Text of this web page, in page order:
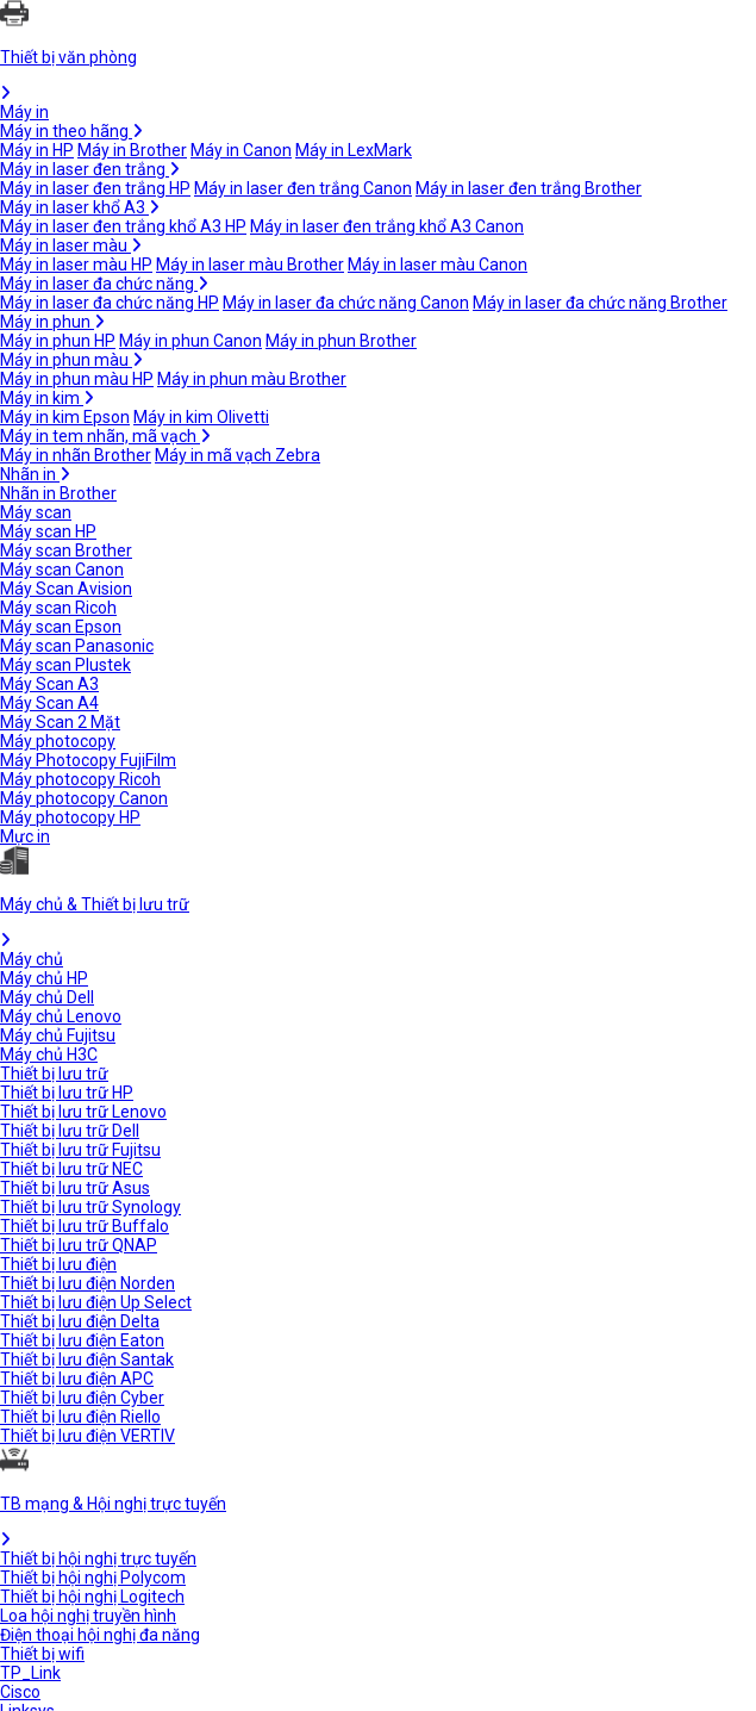
Thiết bị văn phòng
Máy in
Máy in theo hãng
Máy in HP Máy in Brother Máy in Canon Máy in LexMark
Máy in laser đen trắng
Máy in laser đen trắng HP Máy in laser đen trắng Canon Máy in laser đen trắng Brother
Máy in laser khổ A3
Máy in laser đen trắng khổ A3 HP Máy in laser đen trắng khổ A3 Canon
Máy in laser màu
Máy in laser màu HP Máy in laser màu Brother Máy in laser màu Canon
Máy in laser đa chức năng
Máy in laser đa chức năng HP Máy in laser đa chức năng Canon Máy in laser đa chức năng Brother
Máy in phun
Máy in phun HP Máy in phun Canon Máy in phun Brother
Máy in phun màu
Máy in phun màu HP Máy in phun màu Brother
Máy in kim
Máy in kim Epson Máy in kim Olivetti
Máy in tem nhãn, mã vạch
Máy in nhãn Brother Máy in mã vạch Zebra
Nhãn in
Nhãn in Brother
Máy scan
Máy scan HP
Máy scan Brother
Máy scan Canon
Máy Scan Avision
Máy scan Ricoh
Máy scan Epson
Máy scan Panasonic
Máy scan Plustek
Máy Scan A3
Máy Scan A4
Máy Scan 2 Mặt
Máy photocopy
Máy Photocopy FujiFilm
Máy photocopy Ricoh
Máy photocopy Canon
Máy photocopy HP
Mực in
Máy chủ & Thiết bị lưu trữ
Máy chủ
Máy chủ HP
Máy chủ Dell
Máy chủ Lenovo
Máy chủ Fujitsu
Máy chủ H3C
Thiết bị lưu trữ
Thiết bị lưu trữ HP
Thiết bị lưu trữ Lenovo
Thiết bị lưu trữ Dell
Thiết bị lưu trữ Fujitsu
Thiết bị lưu trữ NEC
Thiết bị lưu trữ Asus
Thiết bị lưu trữ Synology
Thiết bị lưu trữ Buffalo
Thiết bị lưu trữ QNAP
Thiết bị lưu điện
Thiết bị lưu điện Norden
Thiết bị lưu điện Up Select
Thiết bị lưu điện Delta
Thiết bị lưu điện Eaton
Thiết bị lưu điện Santak
Thiết bị lưu điện APC
Thiết bị lưu điện Cyber
Thiết bị lưu điện Riello
Thiết bị lưu điện VERTIV
TB mạng & Hội nghị trực tuyến
Thiết bị hội nghị trực tuyến
Thiết bị hội nghị Polycom
Thiết bị hội nghị Logitech
Loa hội nghị truyền hình
Điện thoại hội nghị đa năng
Thiết bị wifi
TP_Link
Cisco